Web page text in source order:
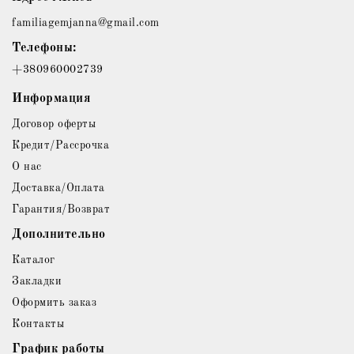
familiagemjanna@gmail.com
Телефоны:
+380960002739
Информация
Договор оферты
Кредит/Рассрочка
О нас
Доставка/Оплата
Гарантия/Возврат
Дополнительно
Каталог
Закладки
Оформить заказ
Контакты
График работы